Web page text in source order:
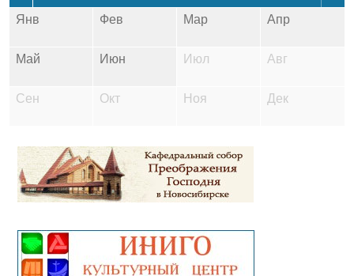
Янв Фев Мар Апр
Май Июн Июл Авг
Сен Окт Ноя Дек